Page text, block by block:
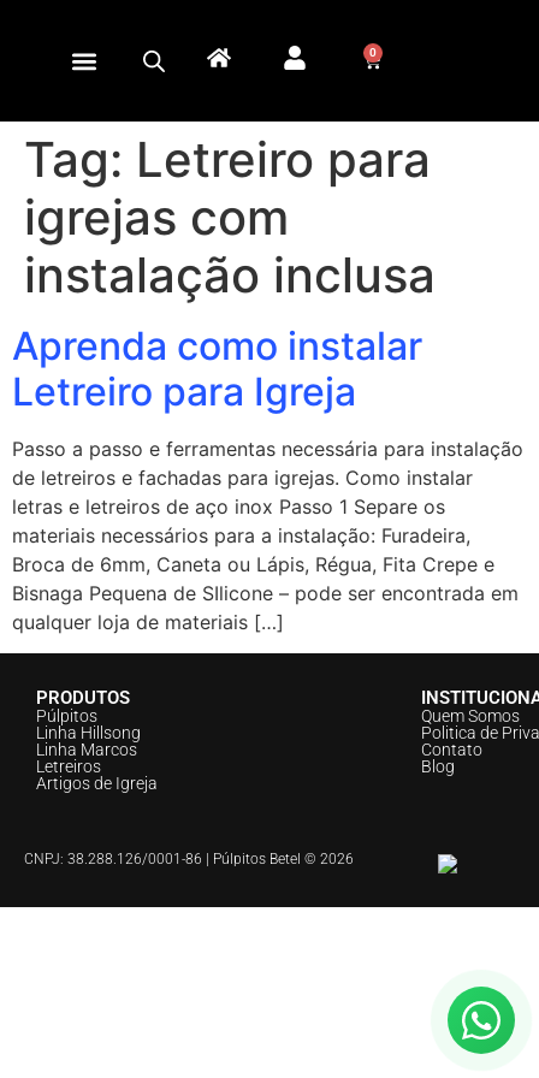
0
Tag: Letreiro para
igrejas com
instalação inclusa
Aprenda como instalar
Letreiro para Igreja
Passo a passo e ferramentas necessária para instalação
de letreiros e fachadas para igrejas. Como instalar
letras e letreiros de aço inox Passo 1 Separe os
materiais necessários para a instalação: Furadeira,
Broca de 6mm, Caneta ou Lápis, Régua, Fita Crepe e
Bisnaga Pequena de SIlicone – pode ser encontrada em
qualquer loja de materiais […]
PRODUTOS
Púlpitos
Linha Hillsong
Linha Marcos
Letreiros
Artigos de Igreja
Quem Somos
Politica de
Contato
Blog
CNPJ: 38.288.126/0001-86 | Púlpitos Betel © 2026